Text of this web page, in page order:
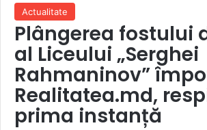
Actualitate
Plângerea fostului
al Liceului „Serghei
Rahmaninov”
Realitatea.md,
prima instanță